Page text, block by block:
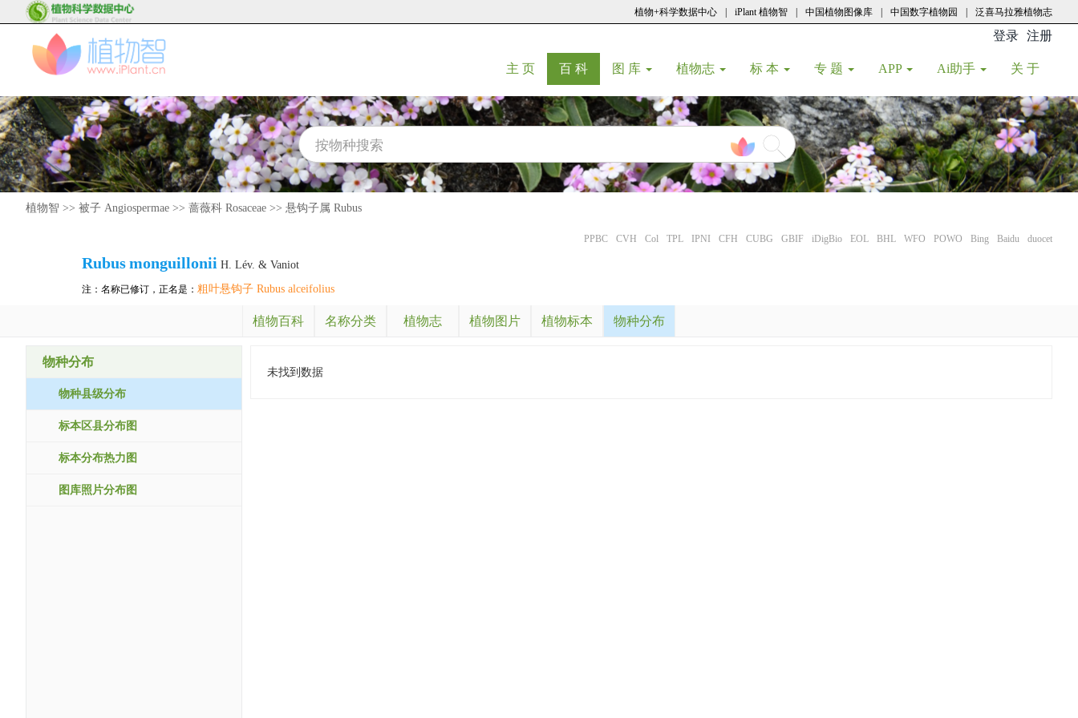
植物+科学数据中心 iPlant 植物智 中国植物图像库 中国数字植物园 泛喜马拉雅植物志
登录 注册
主 页(current)
百 科(current)
图 库 植物志 标 本 专 题 APP Ai助手 关 于
植物智 >> 被子 Angiospermae >> 蔷薇科 Rosaceae >> 悬钩子属 Rubus
PPBC CVH Col TPL IPNI CFH CUBG GBIF iDigBio EOL BHL WFO POWO Bing Baidu duocet
Rubusmonguillonii H. Lév. & Vaniot
注：名称已修订，正名是： 粗叶悬钩子 Rubus alceifolius
植物百科 名称分类 植物志 植物图片 植物标本 物种分布
物种分布
物种县级分布
标本区县分布图
标本分布热力图
图库照片分布图
未找到数据